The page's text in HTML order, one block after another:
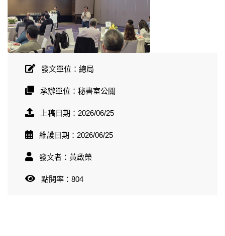
發文單位：總局
承辦單位：秘書室公關
上稿日期：2026/06/25
維護日期：2026/06/25
發文者：黃啟榮
點閱率：804